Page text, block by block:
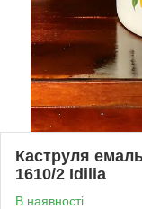
Каструля
1610/2 Idilia
В наявності